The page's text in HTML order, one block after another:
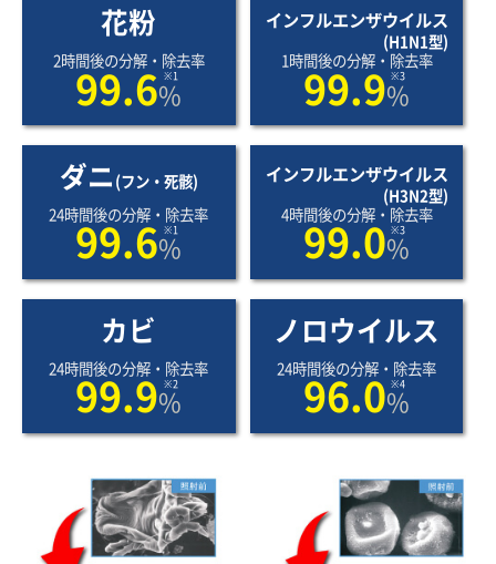
花粉
2時間後の分解・除去率
※1
99.6%
インフルエンザウイルス
(H1N1型)
1時間後の分解・除去率
※3
99.9%
ダニ (フン・死骸)
24時間後の分解・除去率
※1
99.6%
インフルエンザウイルス
(H3N2型)
4時間後の分解・除去率
※3
99.0%
カビ
24時間後の分解・除去率
※2
99.9%
ノロウイルス
24時間後の分解・除去率
※4
96.0%